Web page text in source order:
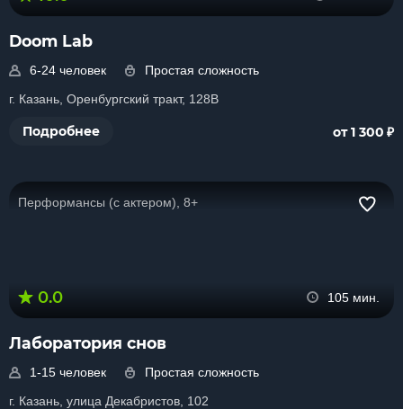
Doom Lab
6-24 человек
Простая сложность
г. Казань, Оренбургский тракт, 128В
Подробнее от 1 300 ₽
Перформансы (с актером), 8+
0.0 105 мин.
Лаборатория снов
1-15 человек
Простая сложность
г. Казань, улица Декабристов, 102